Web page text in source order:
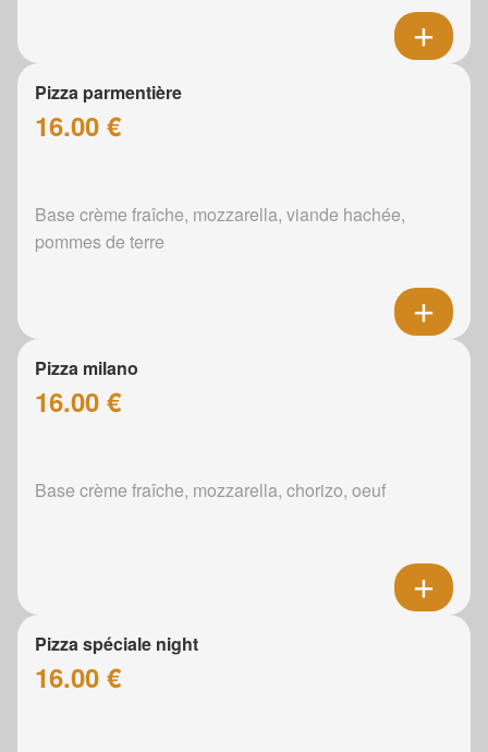
Pizza parmentière
16.00 €
Base crème fraîche, mozzarella, viande hachée,
pommes de terre
Pizza milano
16.00 €
Base crème fraîche, mozzarella, chorizo, oeuf
Pizza spéciale night
16.00 €